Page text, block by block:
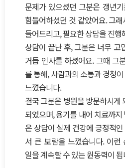
문제가 있으셨던 그분은 갱년
힘들어하셨던 것 같았어요. 그
들어드리고, 필요한 상담을 진행
상담이 끝난 후, 그분은 너무 고
거듭 인사를 하셨어요. 그때 그
를 통해, 사람과의 소통과 경청
느꼈습니다.
결국 그분은 병원을 방문하시게
되었으며, 용기를 내어 치료까
은 상담이 실제 건강에 긍정적
서 큰 보람을 느꼈습니다. 이런
일을 계속할 수 있는 원동력이